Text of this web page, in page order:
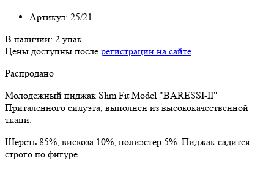
Артикул: 25/21
В наличии: 2 упак.
Цены доступны после регистрации на сайте
Распродано
Молодежный пиджак Slim Fit Model "BARESSI-II"
Приталенного силуэта, выполнен из высококачественной
ткани.
Шерсть 85%, вискоза 10%, полиэстер 5%. Пиджак садится
строго по фигуре.